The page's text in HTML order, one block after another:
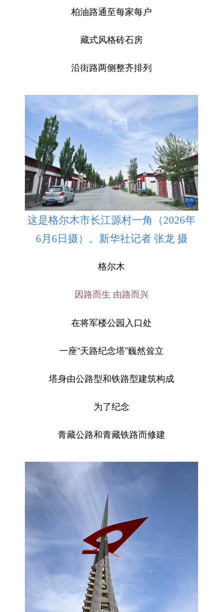
柏油路通至每家每户
藏式风格砖石房
沿街路两侧整齐排列
这是格尔木市长江源村一角（2026年
6月6日摄）。新华社记者 张龙 摄
格尔木
因路而生 由路而兴
在将军楼公园入口处
一座“天路纪念塔”巍然耸立
塔身由公路型和铁路型建筑构成
为了纪念
青藏公路和青藏铁路而修建